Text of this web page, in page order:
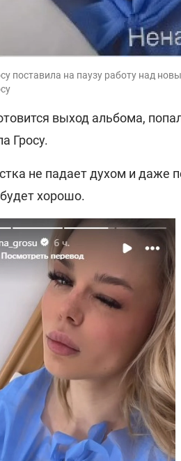
поставила на паузу работу над
выход альбома,
Гросу.
не падает духом и даже
хорошо.